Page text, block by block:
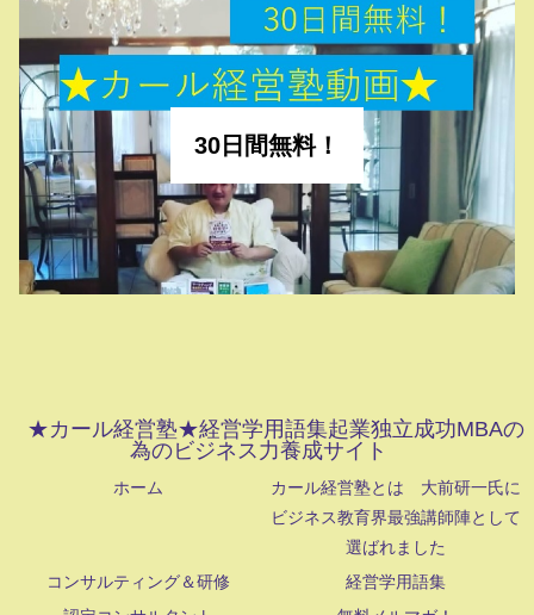
30日間無料！
★カール経営塾★経営学用語集起業独立成功MBAの
為のビジネス力養成サイト
ホーム
カール経営塾とは 大前研一氏に
ビジネス教育界最強講師陣として
選ばれました
コンサルティング＆研修
経営学用語集